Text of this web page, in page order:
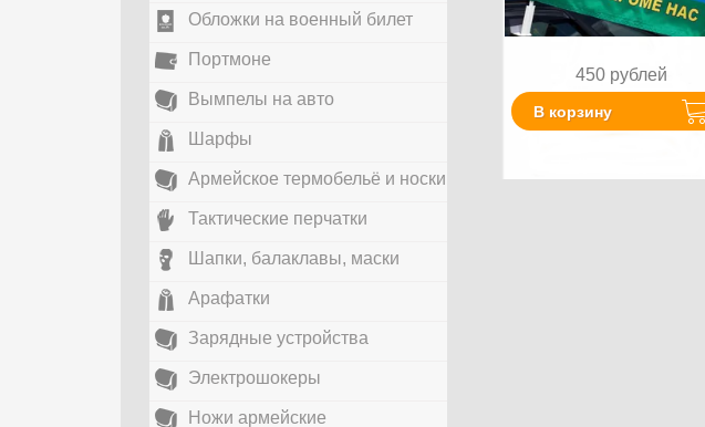
450 рублей
В корзину
Обложки на военный билет
Портмоне
Вымпелы на авто
Шарфы
Армейское термобельё и носки
Тактические перчатки
Шапки, балаклавы, маски
Арафатки
Зарядные устройства
Электрошокеры
Ножи армейские